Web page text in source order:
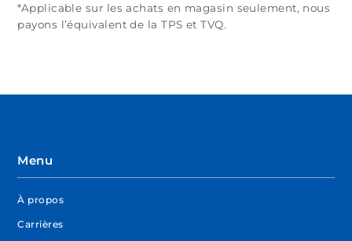
*Applicable sur les achats en magasin seulement, nous
payons l’équivalent de la TPS et TVQ.
Menu
À propos
Carrières